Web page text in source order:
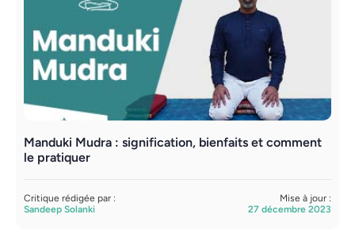
Manduki Mudra : signification, bienfaits et comment
le pratiquer
Critique rédigée par :
Sandeep Solanki
Mise à jour :
27 décembre 2023